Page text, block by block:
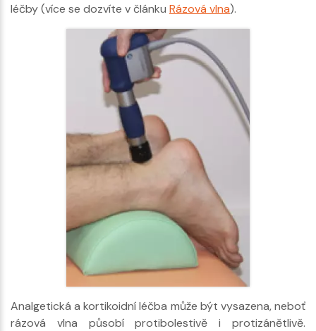
léčby (více se dozvíte v článku Rázová vlna).
Analgetická a kortikoidní léčba může být vysazena, neboť
rázová vlna působí protibolestivě i protizánětlivě.